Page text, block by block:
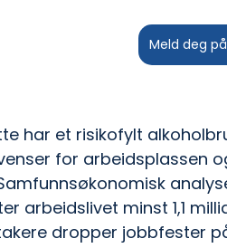
Meld deg
har et risikofylt
for arbeidsplassen
arbeidslivet minst 1,1
dropper jobbfester